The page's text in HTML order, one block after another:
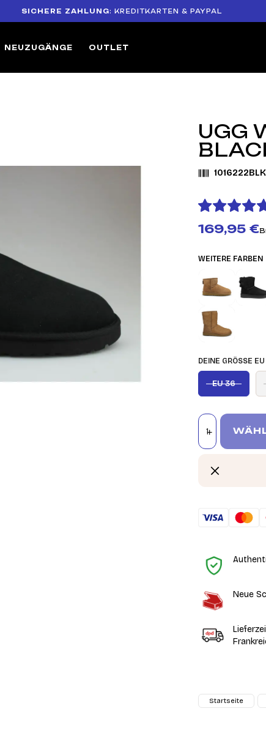
SICHERE ZAHLUNG: KREDITKARTEN & PAYPAL
NEUZUGÄNGE OUTLET
UGG
1016222BLK
169,95 €
WEITERE FARBEN
DEINE GRÖSSE EU
EU 36
Neue
Startseite